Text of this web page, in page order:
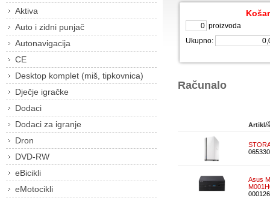
Aktiva
Auto i zidni punjač
Autonavigacija
CE
Desktop komplet (miš, tipkovnica)
Dječje igračke
Dodaci
Dodaci za igranje
Dron
DVD-RW
eBicikli
eMotocikli
proizvoda
Ukupno:
Računalo
Artikl/
Asus